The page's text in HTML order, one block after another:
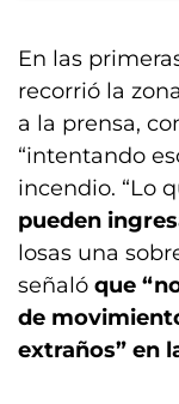
En las
recorrió la
a la prensa,
“intentando
incendio. “Lo
pueden
losas una
señaló que
de
extraños” en